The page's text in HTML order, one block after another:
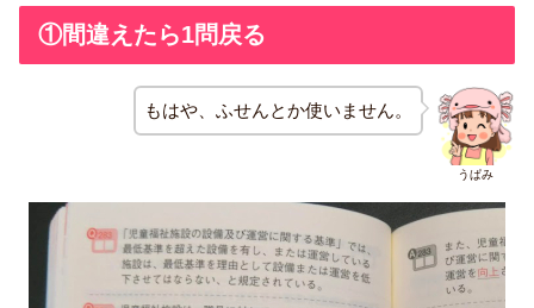
①間違えたら1問戻る
うぱみ
もはや、ふせんとか使いません。